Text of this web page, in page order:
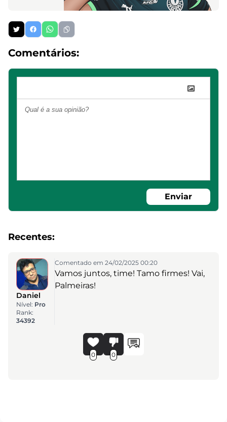
Comentários:
Enviar
Recentes:
Daniel
Nível: Pro
Rank:
34392
Comentado em 24/02/2025 00:20
Vamos juntos, time! Tamo firmes! Vai,
Palmeiras!
0 0